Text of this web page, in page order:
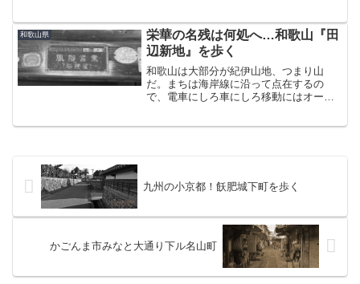
渥美線などというマイナーなローカル線
で二駅。やって来...
和歌山県
栄華の名残は何処へ…和歌山『田
辺新地』を歩く
和歌山は大部分が紀伊山地、つまり山
だ。まちは海岸線に沿って点在するの
で、電車にしろ車にしろ移動にはオーシ
九州の小京都！飫肥城下町を歩く
かごんま市みなと大通り下ル名山町